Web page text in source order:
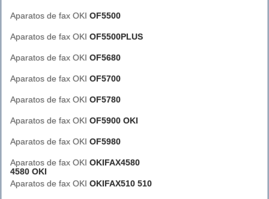
Aparatos de fax OKI OF5500
Aparatos de fax OKI OF5500PLUS
Aparatos de fax OKI OF5680
Aparatos de fax OKI OF5700
Aparatos de fax OKI OF5780
Aparatos de fax OKI OF5900 OKI
Aparatos de fax OKI OF5980
Aparatos de fax OKI OKIFAX4580
4580 OKI
Aparatos de fax OKI OKIFAX510 510